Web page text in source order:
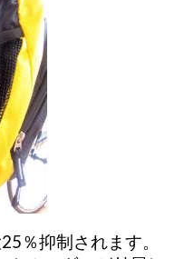
％抑制されます。